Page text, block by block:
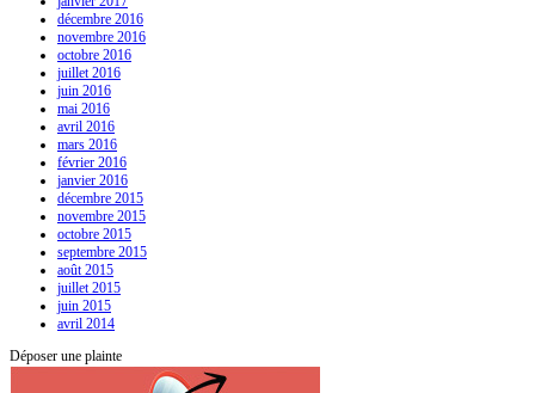
décembre 2016
novembre 2016
octobre 2016
juillet 2016
juin 2016
mai 2016
avril 2016
mars 2016
février 2016
janvier 2016
décembre 2015
novembre 2015
octobre 2015
septembre 2015
août 2015
juillet 2015
juin 2015
avril 2014
Déposer une plainte